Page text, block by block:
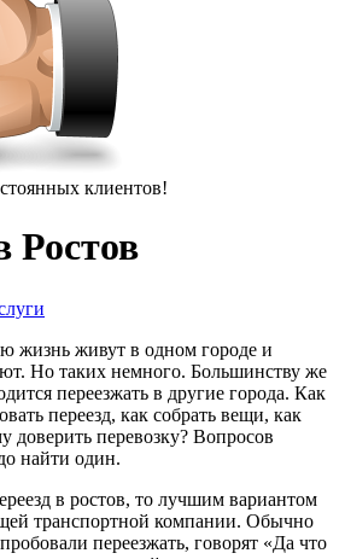
клиентов!
Ростов
жизнь живут в одном городе и
Но таких немного. Большинству же
переезжать в другие города. Как
переезд, как собрать вещи, как
доверить перевозку? Вопросов
найти один.
в ростов, то лучшим вариантом
транспортной компании. Обычно
переезжать, говорят «Да что